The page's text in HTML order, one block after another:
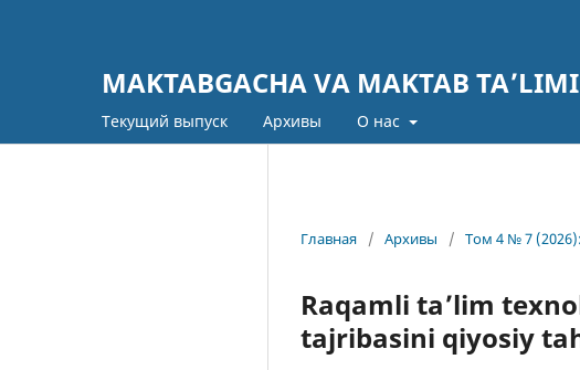
MAKTABGACHA VA MAKTAB
Текущий выпуск Архивы О нас
Главная / Архивы / Том 4 № 7
Raqamli ta’lim
tajribasini qiyosiy